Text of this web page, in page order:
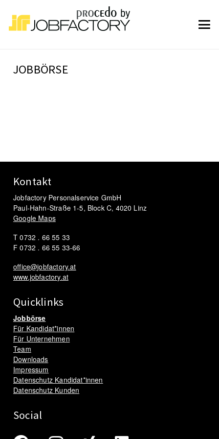
JOBBÖRSE
Kontakt
Jobfactory Personalservice GmbH
Paul-Hahn-Straße 1-5, Block C, 4020 Linz
Google Maps
T 0732 . 66 55 33
F 0732 . 66 55 33-66
office@jobfactory.at
www.jobfactory.at
Quicklinks
Jobbörse
Für Kandidat*innen
Für Unternehmen
Team
Downloads
Impressum
Datenschutz Kandidat*innen
Datenschutz Kunden
Social